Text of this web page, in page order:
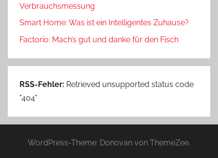
Verbrauchsmessung
Smart Home: Was ist ein Intelligentes Zuhause?
Factorio: Mach’s gut und danke für den Fisch
RSS-Fehler: Retrieved unsupported status code
"404"
WordPress-Theme: Donovan von ThemeZee.